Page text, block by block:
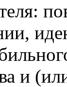
и